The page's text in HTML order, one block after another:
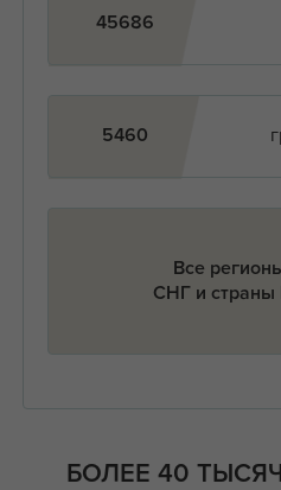
45686
5460
Все
СНГ и страны
БОЛЕЕ 40